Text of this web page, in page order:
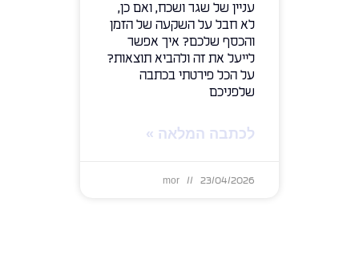
עניין של שגר ושכח, ואם כן,
לא חבל על השקעה של הזמן
והכסף שלכם? איך אפשר
לייעל את זה ולהביא תוצאות?
על הכל פירטתי בכתבה
שלפניכם
לכתבה המלאה »
mor 23/04/2026